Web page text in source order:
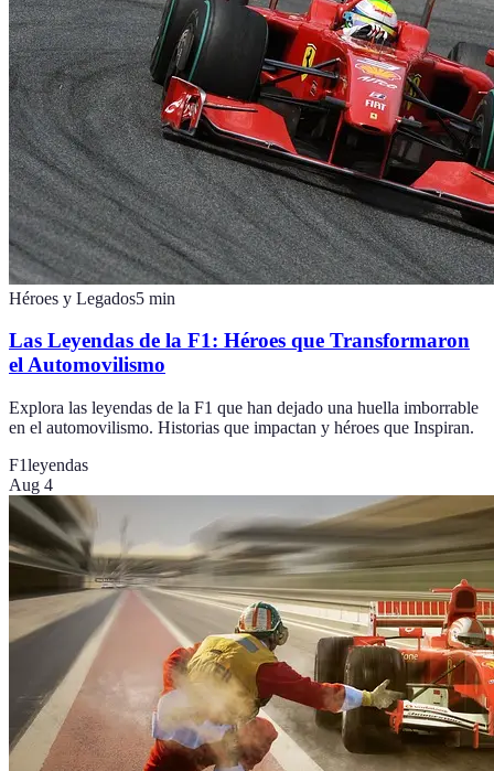
Héroes y Legados5 min
Las Leyendas de la F1: Héroes que Transformaron
el Automovilismo
Explora las leyendas de la F1 que han dejado una huella imborrable
en el automovilismo. Historias que impactan y héroes que Inspiran.
F1leyendas
Aug 4